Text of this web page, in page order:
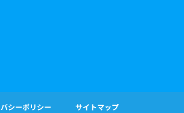
シーポリシー サイトマップ